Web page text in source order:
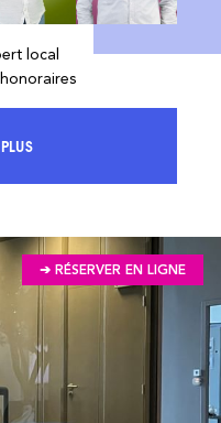
local
À 100% DU MARCHÉ ET
➔ RÉSERVER EN LIGNE